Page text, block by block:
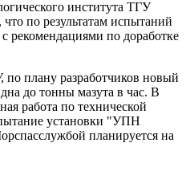
института ТГУ
по результатам испытаний
рекомендациями по доработке
плану разработчиков новый
до тонны мазута в час. В
работа по технической
установки "УПН
планируется на